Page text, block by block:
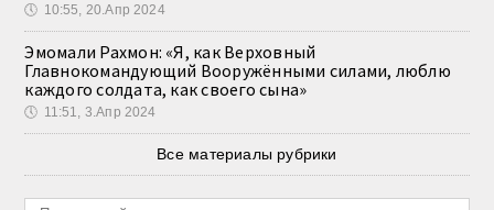
🕔 10:55, 20.Апр 2024
Эмомали Рахмон: «Я, как Верховный
Главнокомандующий Вооружёнными силами, люблю
каждого солдата, как своего сына»
🕔 11:51, 3.Апр 2024
Все материалы рубрики